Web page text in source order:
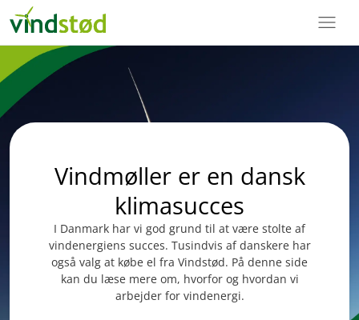
menu
Vindmøller er en dansk
klimasucces
I Danmark har vi god grund til at være stolte af
vindenergiens succes. Tusindvis af danskere har
også valg at købe el fra Vindstød. På denne side
kan du læse mere om, hvorfor og hvordan vi
arbejder for vindenergi.